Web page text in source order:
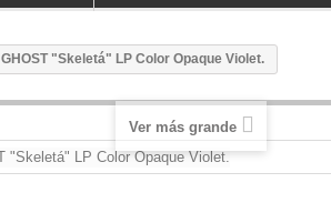
GHOST "Skeletá" LP Color Opaque Violet.
Ver más grande